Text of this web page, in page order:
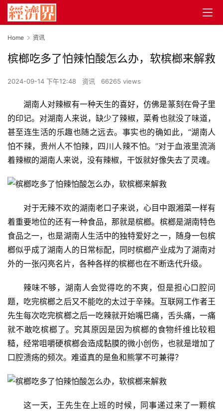
Home 资讯
槟榔吃多了怕辣怕酸怎么办，软槟榔来解救
2024-09-14 下午12:48 资讯 66265 views
湖南人对辣椒有一种天生的喜好，仿佛是篆刻在骨子里
的印记。对湖南人来说，缺少了辣椒，菜肴也就没了味道，
甚至连生活的乐趣也随之远去。事实也的确如此，“湖南人
怕不辣，贵州人不怕辣，四川人辣不怕。”对于血液里流淌
着辣椒的湖南人来说，没有辣椒，干饭就好像失去了灵魂。
对于无辣不欢的湖南老口子来说，心目中跟湘菜一样有
着重要地位的还有一种食品，那就是槟榔。槟榔是湖南特色
食品之一，也是湖南人生活中的独特爱好之一，随身一包槟
榔似乎成了湖南人的日常标配，同时槟榔产业成为了湖南对
外的一张闪亮名片，各种各样的槟榔也在不断迭代升级。
辣味不够，湖南人会觉得吃的不爽，但是担心口腔问
题，吃完槟榔之后又不能吃的太过于辛辣。互联网工作者王
先生每次吃完槟榔之后一吃辣就开始嘴巴痛，舌头痛，一痛
就不敢吃槟榔了。究其原因是因为槟榔的食物纤维比较粗
糙，经常咀嚼硬槟榔会造成黏膜的微小创伤，也就是增加了
口腔溃疡的频次。难道真的是鱼和熊掌不可兼得？
这一天，王先生在上班的时候，同事递过来了一颗槟